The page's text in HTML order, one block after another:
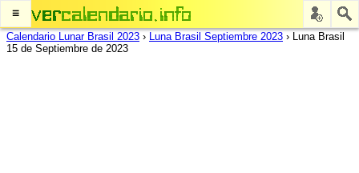
≡
Calendario Lunar Brasil 2023 › Luna Brasil Septiembre 2023 › Luna Brasil
15 de Septiembre de 2023